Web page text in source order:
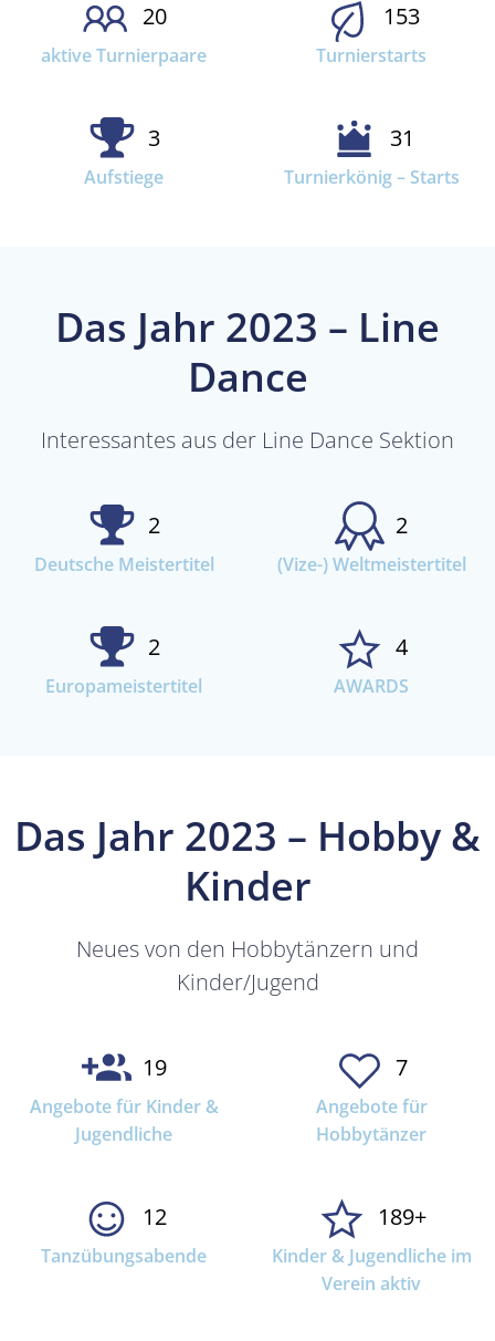
20
aktive Turnierpaare
153
Turnierstarts
3
Aufstiege
31
Turnierkönig – Starts
Das Jahr 2023 – Line
Dance
Interessantes aus der Line Dance Sektion
2
Deutsche Meistertitel
2
(Vize-) Weltmeistertitel
2
Europameistertitel
4
AWARDS
Das Jahr 2023 – Hobby &
Kinder
Neues von den Hobbytänzern und
Kinder/Jugend
19
Angebote für Kinder &
Jugendliche
7
Angebote für
Hobbytänzer
12
Tanzübungsabende
189+
Kinder & Jugendliche im
Verein aktiv